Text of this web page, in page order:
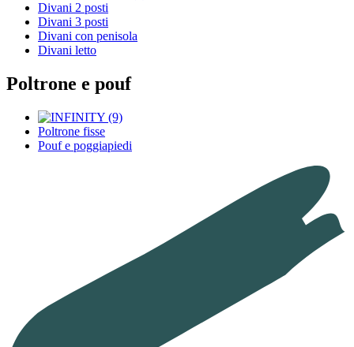
Divani 2 posti
Divani 3 posti
Divani con penisola
Divani letto
Poltrone e pouf
Poltrone fisse
Pouf e poggiapiedi